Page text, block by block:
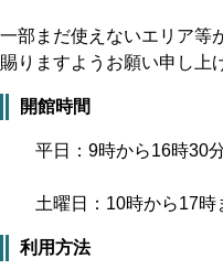
一部まだ使えないエリア等
賜りますようお願い申し上
開館時間
平日：9時から16時30
土曜日：10時から17時
利用方法